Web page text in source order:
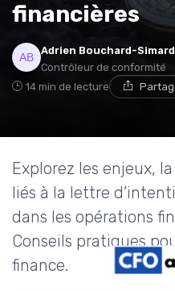
financières
Adrien Bouchard-Simard
Contrôleur de conformité
14 min de lecture
Explorez les enjeux,
liés à la lettre
dans les opérations
Conseils pratiques
finance.